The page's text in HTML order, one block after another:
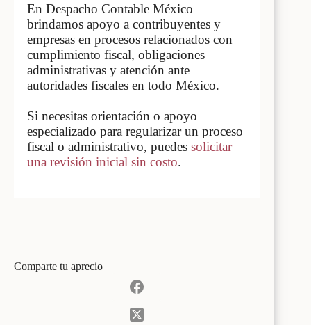
En Despacho Contable México
brindamos apoyo a contribuyentes y
empresas en procesos relacionados con
cumplimiento fiscal, obligaciones
administrativas y atención ante
autoridades fiscales en todo México.
Si necesitas orientación o apoyo
especializado para regularizar un proceso
fiscal o administrativo, puedes solicitar
una revisión inicial sin costo.
Comparte tu aprecio